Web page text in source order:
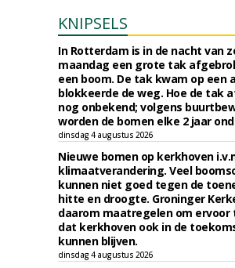
KNIPSELS
In Rotterdam is in de nacht van
maandag een grote tak
een boom. De tak kwam op een
blokkeerde de weg. Hoe de tak
nog onbekend; volgens
worden de bomen elke 2 jaar
dinsdag 4 augustus 2026
Nieuwe bomen op kerkhoven
klimaatverandering. Veel
kunnen niet goed tegen de
hitte en droogte. Groninger
daarom maatregelen om ervoor
dat kerkhoven ook in de
kunnen blijven.
dinsdag 4 augustus 2026